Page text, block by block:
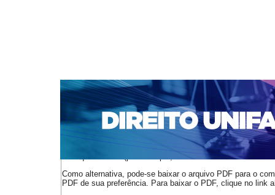
CAPA SOBRE ACESSO CADASTRO
NOTÍCIAS
EDIÇÕES DE Nº 1 A 100 WEBMAIL
Capa>n. 136 (2011) > Filho
O arquivo PDF selecionado deve ser carregado no
de arquivos PDF (por exemplo, uma versão atual do
Como alternativa, pode-se baixar o arquivo PDF para o
PDF de sua preferência. Para baixar o PDF, clique no link